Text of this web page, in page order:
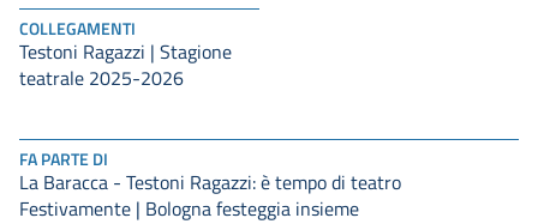
FA PARTE DI
La Baracca - Testoni Ragazzi: è tempo di teatro
Festivamente | Bologna festeggia insieme
COLLEGAMENTI
Testoni Ragazzi | Stagione
teatrale 2025-2026